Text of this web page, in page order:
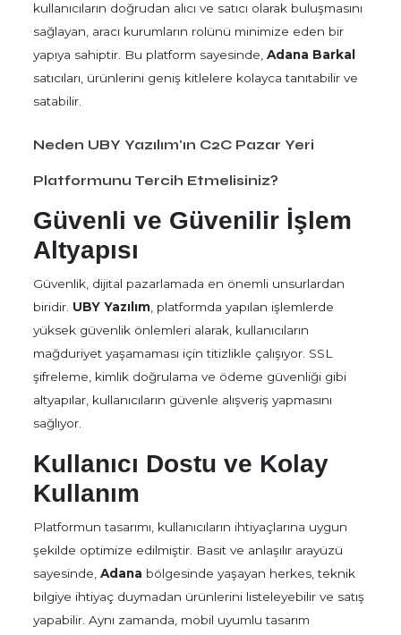
kullanıcıların doğrudan alıcı ve satıcı olarak buluşmasını
sağlayan, aracı kurumların rolünü minimize eden bir
yapıya sahiptir. Bu platform sayesinde,Adana Barkal
satıcıları, ürünlerini geniş kitlelere kolayca tanıtabilir ve
satabilir.
Neden UBY Yazılım'ın C2C Pazar Yeri
Platformunu Tercih Etmelisiniz?
Güvenli ve Güvenilir İşlem
Altyapısı
Güvenlik, dijital pazarlamada en önemli unsurlardan
biridir. UBY Yazılım , platformda yapılan işlemlerde
yüksek güvenlik önlemleri alarak, kullanıcıların
mağduriyet yaşamaması için titizlikle çalışıyor. SSL
şifreleme, kimlik doğrulama ve ödeme güvenliği gibi
altyapılar, kullanıcıların güvenle alışveriş yapmasını
sağlıyor.
Kullanıcı Dostu ve Kolay
Kullanım
Platformun tasarımı, kullanıcıların ihtiyaçlarına uygun
şekilde optimize edilmiştir. Basit ve anlaşılır arayüzü
sayesinde,Adana bölgesinde yaşayan herkes, teknik
bilgiye ihtiyaç duymadan ürünlerini listeleyebilir ve satış
yapabilir. Aynı zamanda, mobil uyumlu tasarım